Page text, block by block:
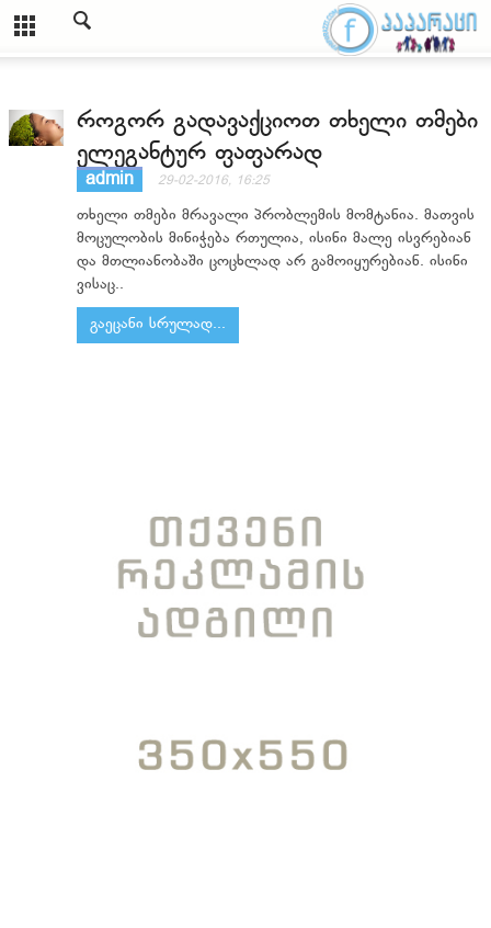
როგორ გადავაქციოთ თხელი თმები
ელეგანტურ ფაფარად
admin 29-02-2016, 16:25
თხელი თმები მრავალი პრობლემის მომტანია. მათვის
მოცულობის მინიჭება რთულია, ისინი მალე ისვრებიან
და მთლიანობაში ცოცხლად არ გამოიყურებიან. ისინი
ვისაც..
გაეცანი სრულად...